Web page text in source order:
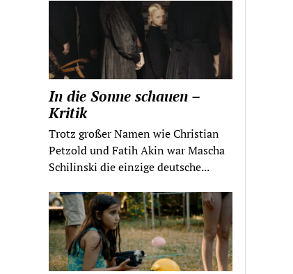
In die Sonne schauen –
Kritik
Trotz großer Namen wie Christian
Petzold und Fatih Akin war Mascha
Schilinski die einzige deutsche...